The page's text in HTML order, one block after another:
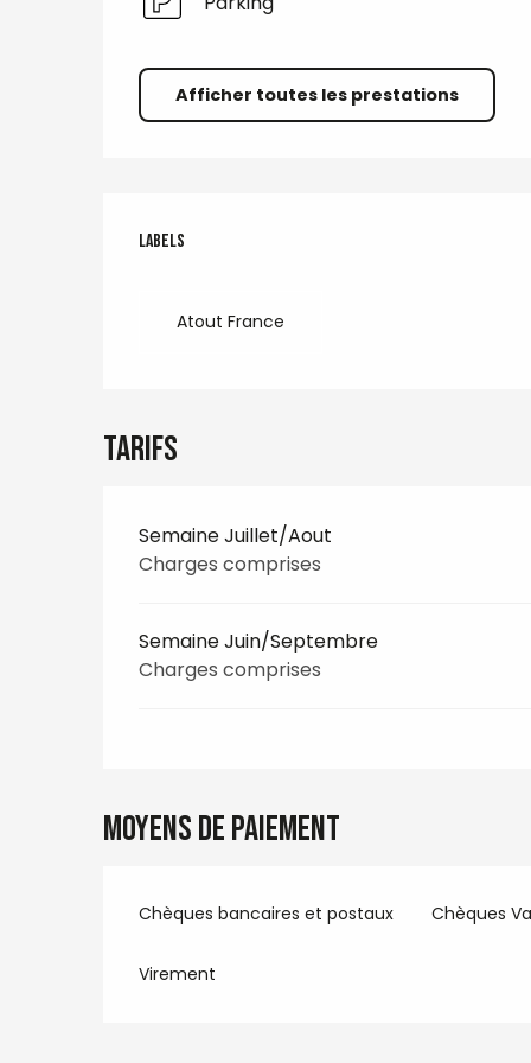
Afficher toutes les prestations
Offres de prestations
Labels
Labels
Atout France
Tarifs
Semaine Juillet/Aout
Charges comprises
Semaine Juin/Septembre
Charges comprises
Moyens de paiement
Chèques bancaires et postaux Chèques
Virement